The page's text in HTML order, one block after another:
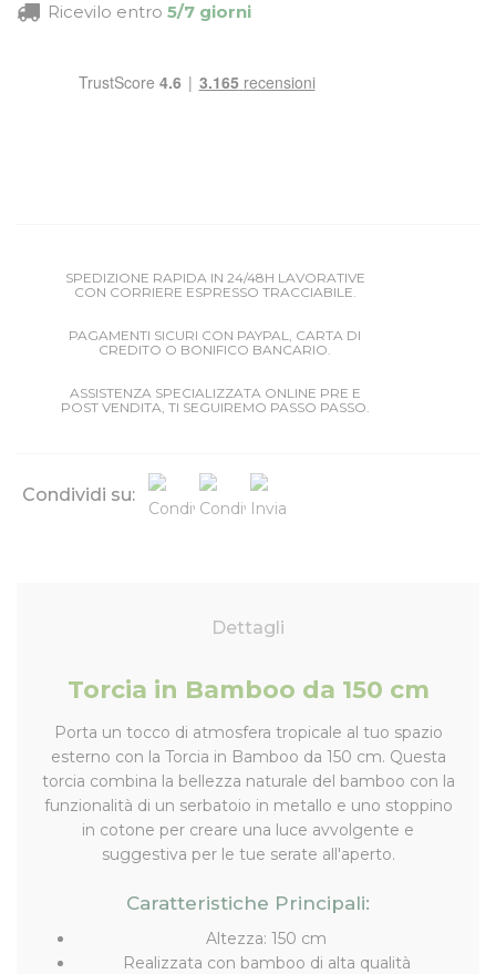
Ricevilo entro 5/7 giorni
SPEDIZIONE RAPIDA IN 24/48H LAVORATIVE
CON CORRIERE ESPRESSO TRACCIABILE.
PAGAMENTI SICURI CON PAYPAL, CARTA DI
CREDITO O BONIFICO BANCARIO.
ASSISTENZA SPECIALIZZATA ONLINE PRE E
POST VENDITA, TI SEGUIREMO PASSO PASSO.
Condividi su:
Dettagli
Torcia in Bamboo da 150 cm
Porta un tocco di atmosfera tropicale al tuo spazio
esterno con la Torcia in Bamboo da 150 cm. Questa
torcia combina la bellezza naturale del bamboo con la
funzionalità di un serbatoio in metallo e uno stoppino
in cotone per creare una luce avvolgente e
suggestiva per le tue serate all'aperto.
Caratteristiche Principali:
Altezza: 150 cm
Realizzata con bamboo di alta qualità